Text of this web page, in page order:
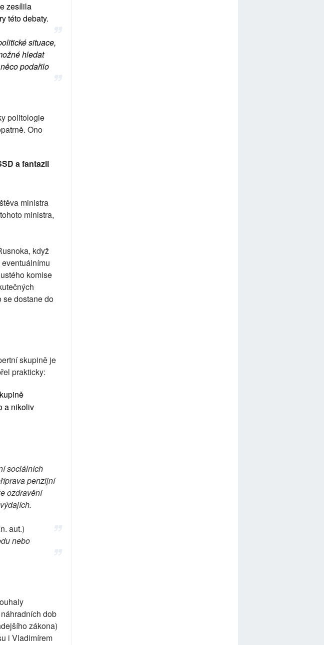
zesílila
této debaty.
situace,
hledat
podařilo
politologie
Ono
a fantazii
ministra
ministra,
když
komise
se dostane do
skupině je
prakticky:
a nikoliv
sociálních
penzijní
ozdravění
aut.)
nebo
dob
zákona)
i Vladimírem